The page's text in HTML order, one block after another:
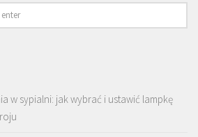
w sypialni: jak wybrać i ustawić lampkę